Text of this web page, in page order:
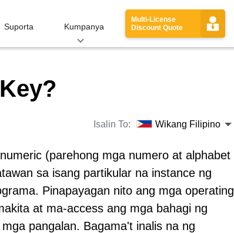
Suporta Kumpanya
Multi-License
Discount Quote
Isalin To: Wikang Filipino
(parehong mga numero at alphabet
sa isang partikular na instance ng
Pinapayagan nito ang mga operating
at ma-access ang mga bahagi ng
pangalan. Bagama't inalis na ng